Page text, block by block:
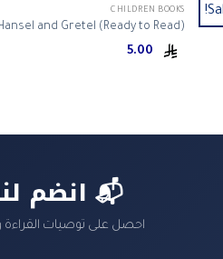
CHILDREN BOOKS
and Gretel (Ready to Read)
📬 انضم
احصل على توصيات